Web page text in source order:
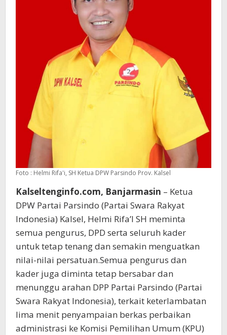
Foto : Helmi Rifa'i, SH Ketua DPW Parsindo Prov. Kalsel
Kalseltenginfo.com, Banjarmasin – Ketua
DPW Partai Parsindo (Partai Swara Rakyat
Indonesia) Kalsel, Helmi Rifa’I SH meminta
semua pengurus, DPD serta seluruh kader
untuk tetap tenang dan semakin menguatkan
nilai-nilai persatuan.Semua pengurus dan
kader juga diminta tetap bersabar dan
menunggu arahan DPP Partai Parsindo (Partai
Swara Rakyat Indonesia), terkait keterlambatan
lima menit penyampaian berkas perbaikan
administrasi ke Komisi Pemilihan Umum (KPU)